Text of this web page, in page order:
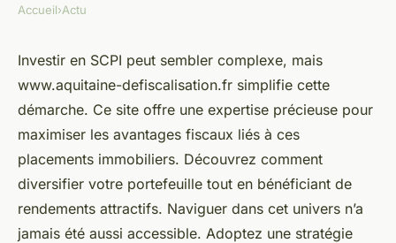
Découvrez www.aquitaine
defiscalisation.fr pour investir
en scpi
Antoine•17 octobre 2024•3 min de lecture
Accueil›Actu
Investir en SCPI peut sembler complexe, mais
www.aquitaine-defiscalisation.fr simplifie cette
démarche. Ce site offre une expertise précieuse pour
maximiser les avantages fiscaux liés à ces
placements immobiliers. Découvrez comment
diversifier votre portefeuille tout en bénéficiant de
rendements attractifs. Naviguer dans cet univers n’a
jamais été aussi accessible. Adoptez une stratégie